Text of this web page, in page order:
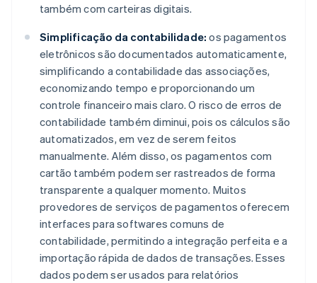
também com carteiras digitais.
Simplificação da contabilidade: os pagamentos
eletrônicos são documentados automaticamente,
simplificando a contabilidade das associações,
economizando tempo e proporcionando um
controle financeiro mais claro. O risco de erros de
contabilidade também diminui, pois os cálculos são
automatizados, em vez de serem feitos
manualmente. Além disso, os pagamentos com
cartão também podem ser rastreados de forma
transparente a qualquer momento. Muitos
provedores de serviços de pagamentos oferecem
interfaces para softwares comuns de
contabilidade, permitindo a integração perfeita e a
importação rápida de dados de transações. Esses
dados podem ser usados para relatórios